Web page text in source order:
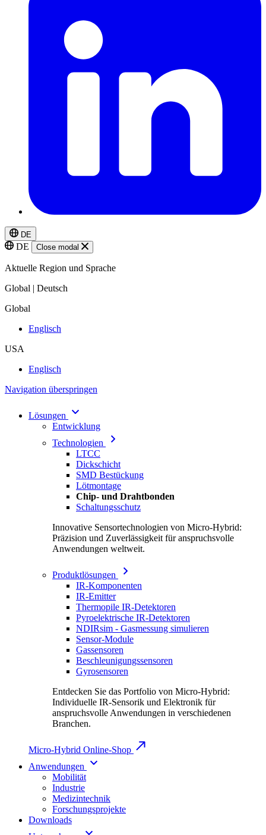
DE
DE Close modal
Aktuelle Region und Sprache
Global | Deutsch
Global
Englisch
USA
Englisch
Navigation überspringen
Lösungen
Entwicklung
Technologien
LTCC
Dickschicht
SMD Bestückung
Lötmontage
Chip- und Drahtbonden
Schaltungsschutz
Innovative Sensortechnologien von Micro-Hybrid:
Präzision und Zuverlässigkeit für anspruchsvolle
Anwendungen weltweit.
Produktlösungen
IR-Komponenten
IR-Emitter
Thermopile IR-Detektoren
Pyroelektrische IR-Detektoren
NDIRsim - Gasmessung simulieren
Sensor-Module
Gassensoren
Beschleunigungssensoren
Gyrosensoren
Entdecken Sie das Portfolio von Micro-Hybrid:
Individuelle IR-Sensorik und Elektronik für
anspruchsvolle Anwendungen in verschiedenen
Branchen.
Micro-Hybrid Online-Shop
Anwendungen
Mobilität
Industrie
Medizintechnik
Forschungsprojekte
Downloads